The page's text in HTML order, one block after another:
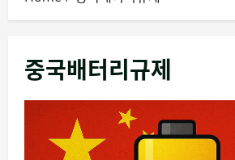
중국배터리규제